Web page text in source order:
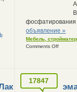
фосфатирования
объявление »
Мебель,
Comments Off
17847